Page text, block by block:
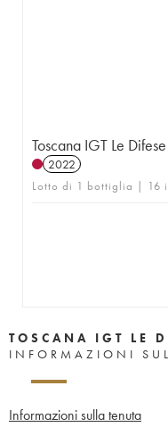
Toscana IGT Le
2022
Lotto di 1 bottiglia | 16
TOSCANA IGT LE
INFORMAZIONI
Informazioni sulla tenuta